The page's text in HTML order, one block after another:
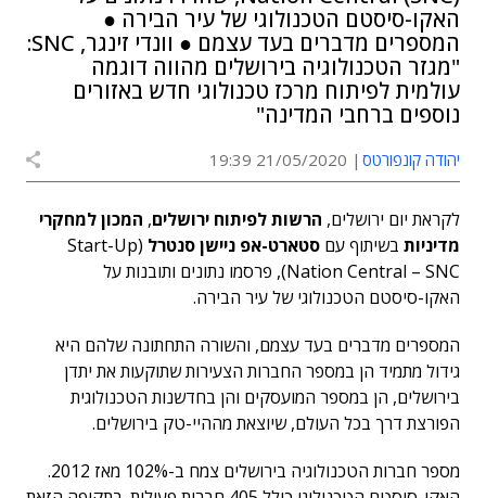
האקו-סיסטם הטכנולוגי של עיר הבירה ●
המספרים מדברים בעד עצמם ● וונדי זינגר, SNC:
"מגזר הטכנולוגיה בירושלים מהווה דוגמה
עולמית לפיתוח מרכז טכנולוגי חדש באזורים
נוספים ברחבי המדינה"
יהודה קונפורטס 21/05/2020 19:39
לקראת יום ירושלים, הרשות לפיתוח ירושלים, המכון למחקרי
מדיניות בשיתוף עם סטארט-אפ ניישן סנטרל (Start-Up
Nation Central – SNC), פרסמו נתונים ותובנות על
האקו-סיסטם הטכנולוגי של עיר הבירה.
המספרים מדברים בעד עצמם, והשורה התחתונה שלהם היא
גידול מתמיד הן במספר החברות הצעירות שתוקעות את יתדן
בירושלים, הן במספר המועסקים והן בחדשנות הטכנולוגית
הפורצת דרך בכל העולם, שיוצאת מההיי-טק בירושלים.
מספר חברות הטכנולוגיה בירושלים צמח ב-102% מאז 2012.